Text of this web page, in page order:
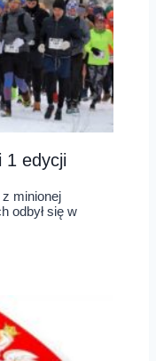
1 edycji
minionej
odbył się w